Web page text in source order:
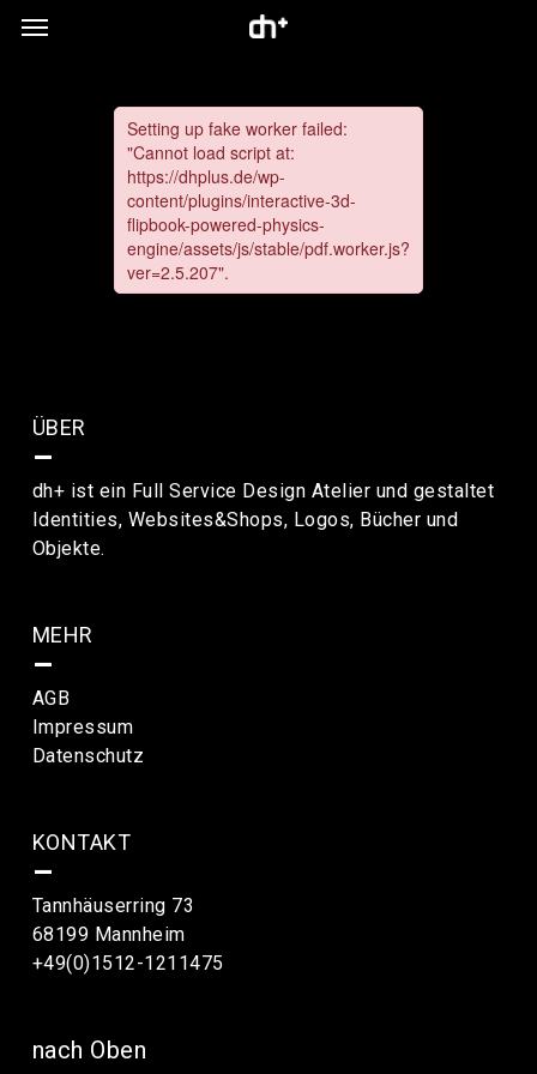
ÜBER
–
dh+ ist ein Full Service Design Atelier und gestaltet
Identities, Websites&Shops, Logos, Bücher und
Objekte.
MEHR
–
AGB
Impressum
Datenschutz
KONTAKT
–
Tannhäuserring 73
68199 Mannheim
+49(0)1512-1211475
nach Oben